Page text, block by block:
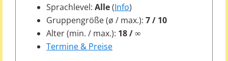
Sprachlevel: Alle(Info)
Gruppengröße (ø / max.): 7 / 10
Alter (min. / max.): 18 / ∞
Termine & Preise